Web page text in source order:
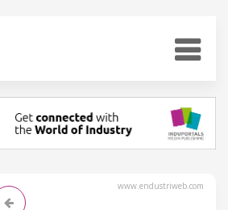
www.endustriweb.com